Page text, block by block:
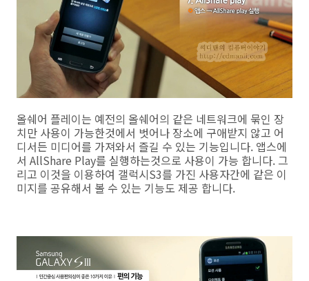
올쉐어 플레이는 예전의 올쉐어의 같은 네트워크에 묶인 장
치만 사용이 가능한것에서 벗어나 장소에 구애받지 않고 어
디서든 미디어를 가져와서 즐길 수 있는 기능입니다. 앱스에
서 AllShare Play를 실행하는것으로 사용이 가능 합니다. 그
리고 이것을 이용하여 갤럭시S3를 가진 사용자간에 같은 이
미지를 공유해서 볼 수 있는 기능도 제공 합니다.